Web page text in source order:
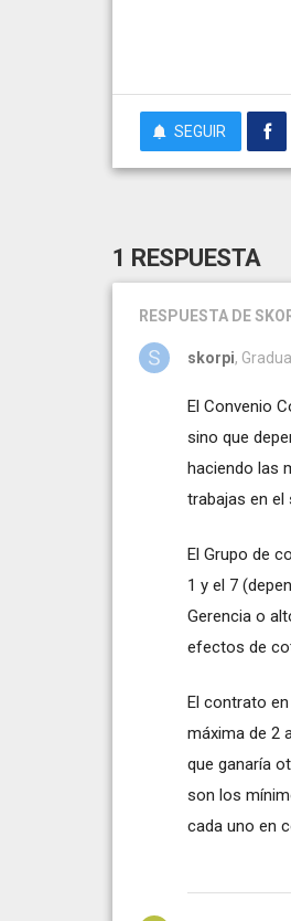
SEGUIR
1 RESPUESTA
RESPUESTA DE
skorpi,
El Convenio
sino que
haciendo las
trabajas en el
El Grupo de
1 y el 7
Gerencia o
efectos de
El contrato
máxima de 2
que ganaría
son los
cada uno en